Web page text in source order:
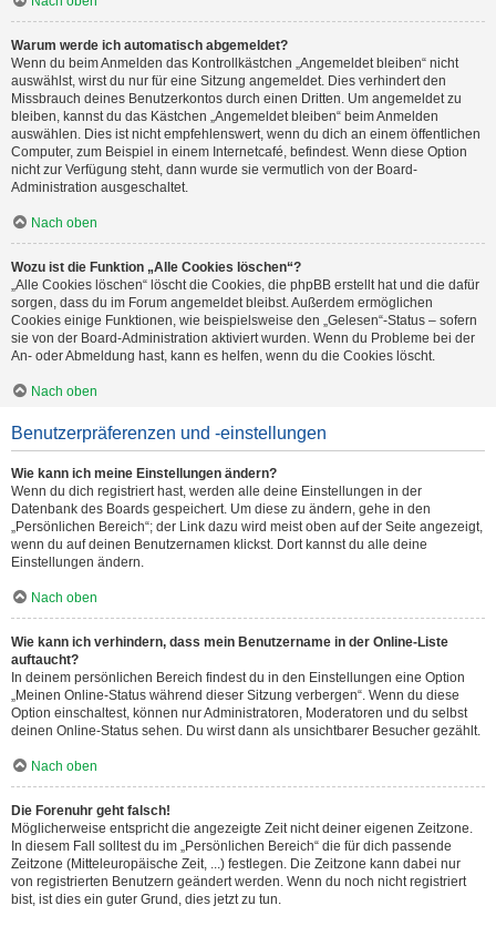
Warum werde ich automatisch abgemeldet?
Wenn du beim Anmelden das Kontrollkästchen „Angemeldet bleiben“ nicht
auswählst, wirst du nur für eine Sitzung angemeldet. Dies verhindert den
Missbrauch deines Benutzerkontos durch einen Dritten. Um angemeldet zu
bleiben, kannst du das Kästchen „Angemeldet bleiben“ beim Anmelden
auswählen. Dies ist nicht empfehlenswert, wenn du dich an einem öffentlichen
Computer, zum Beispiel in einem Internetcafé, befindest. Wenn diese Option
nicht zur Verfügung steht, dann wurde sie vermutlich von der Board-
Administration ausgeschaltet.
Nach oben
Wozu ist die Funktion „Alle Cookies löschen“?
„Alle Cookies löschen“ löscht die Cookies, die phpBB erstellt hat und die dafür
sorgen, dass du im Forum angemeldet bleibst. Außerdem ermöglichen
Cookies einige Funktionen, wie beispielsweise den „Gelesen“-Status – sofern
sie von der Board-Administration aktiviert wurden. Wenn du Probleme bei der
An- oder Abmeldung hast, kann es helfen, wenn du die Cookies löscht.
Nach oben
Benutzerpräferenzen und -einstellungen
Wie kann ich meine Einstellungen ändern?
Wenn du dich registriert hast, werden alle deine Einstellungen in der
Datenbank des Boards gespeichert. Um diese zu ändern, gehe in den
„Persönlichen Bereich“; der Link dazu wird meist oben auf der Seite angezeigt,
wenn du auf deinen Benutzernamen klickst. Dort kannst du alle deine
Einstellungen ändern.
Nach oben
Wie kann ich verhindern, dass mein Benutzername in der Online-Liste
auftaucht?
In deinem persönlichen Bereich findest du in den Einstellungen eine Option
„Meinen Online-Status während dieser Sitzung verbergen“. Wenn du diese
Option einschaltest, können nur Administratoren, Moderatoren und du selbst
deinen Online-Status sehen. Du wirst dann als unsichtbarer Besucher gezählt.
Nach oben
Die Forenuhr geht falsch!
Möglicherweise entspricht die angezeigte Zeit nicht deiner eigenen Zeitzone.
In diesem Fall solltest du im „Persönlichen Bereich“ die für dich passende
Zeitzone (Mitteleuropäische Zeit, ...) festlegen. Die Zeitzone kann dabei nur
von registrierten Benutzern geändert werden. Wenn du noch nicht registriert
bist, ist dies ein guter Grund, dies jetzt zu tun.